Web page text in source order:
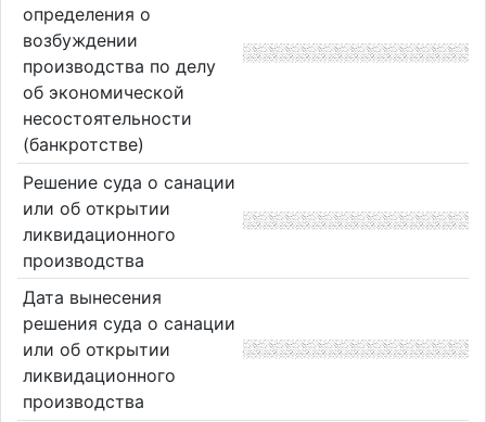
определения о
возбуждении
производства по делу
об экономической
несостоятельности
(банкротстве)
Решение суда о санации
или об открытии
ликвидационного
производства
Дата вынесения
решения суда о санации
или об открытии
ликвидационного
производства